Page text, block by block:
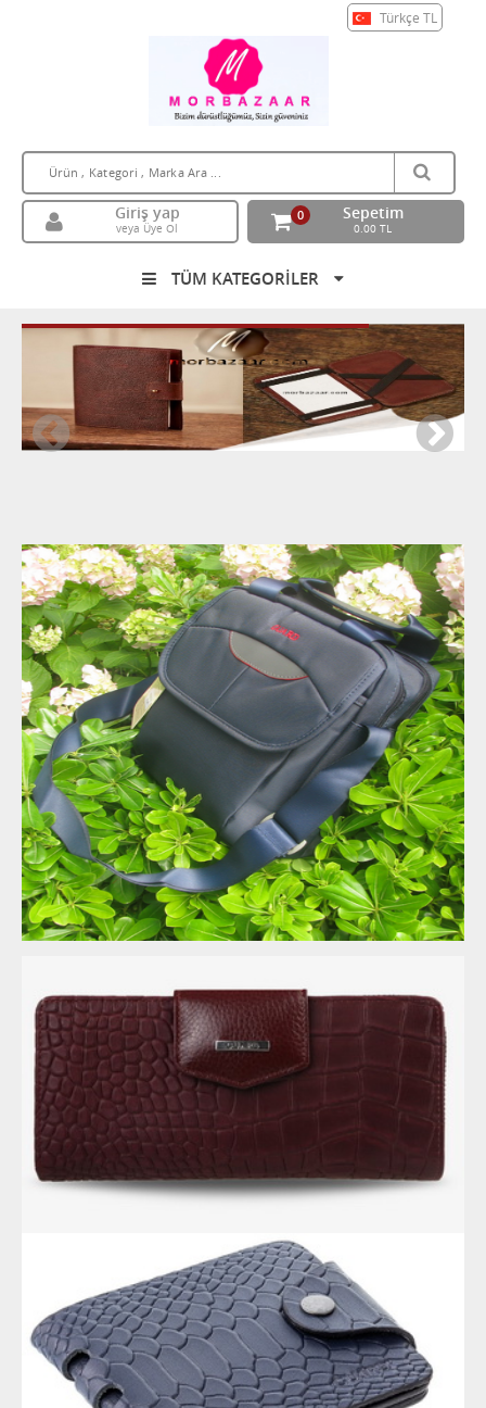
Türkçe TL
Giriş yap
veya Üye Ol
0 Sepetim
0.00 TL
TÜM KATEGORİLER